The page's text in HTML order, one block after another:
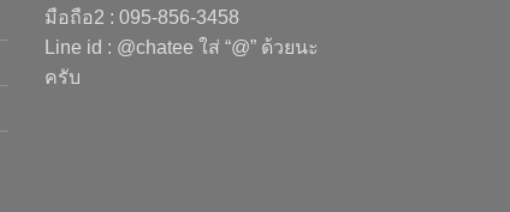
มือถือ2 : 095-856-3458
Line id : @chatee ใส่ “@” ด้วยนะ
ครับ